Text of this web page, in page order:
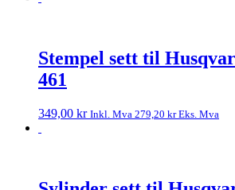
Stempel sett til
461
349,00 kr Inkl. Mva 279,20 krEks. Mva